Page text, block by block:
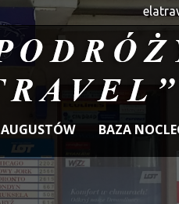
AUGUSTÓW BAZA